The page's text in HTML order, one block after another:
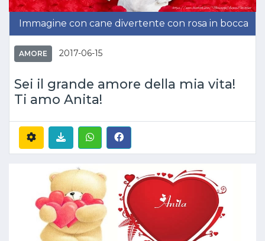
Immagine con cane divertente con rosa in bocca
AMORE 2017-06-15
Sei il grande amore della mia vita!
Ti amo Anita!